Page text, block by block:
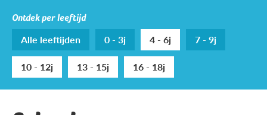
Ontdek per leeftijd
Alle leeftijden 0 - 3j 4 - 6j
7 - 9j
10 - 12j
13 - 15j 16 - 18j